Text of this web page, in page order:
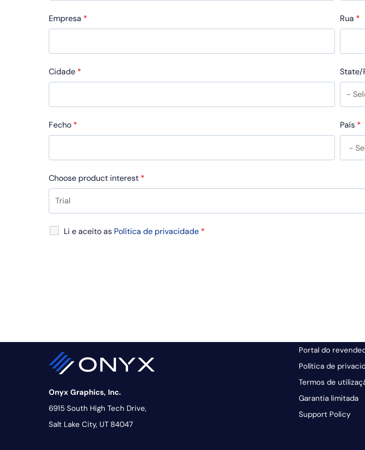
Empresa * Rua *
Cidade *
Fecho *
State/
País *
Choose product interest *
Li e aceito as Política de privacidade *
Onyx Graphics, Inc.
6915 South High Tech Drive,
Salt Lake City, UT 84047
Portal do
Política de
Termos de
Garantia limitada
Support Policy